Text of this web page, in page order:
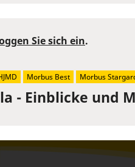
- Einblicke und
Sie sich ein.
Morbus Best Morbus